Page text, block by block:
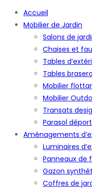
Accueil
Mobilier de Jardin
Salons de
Chaises et
Tables
Tables
Mobilier
Mobilier
Transats
Parasol
Aménagements
Luminaires
Panneaux de
Gazon
Coffres de